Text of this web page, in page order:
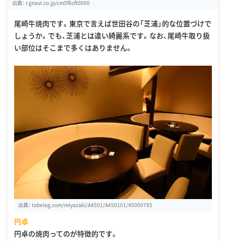
出典： r.gnavi.co.jp/cm5f6cft0000
尾崎牛焼肉です。東京で言えば世田谷の「芝浦」的な位置づけで
しょうか。でも、芝浦とは違い綺麗系です。なお、尾崎牛取り扱
い部位はそこまで多くはありません。
出典： tabelog.com/miyazaki/A4501/A450101/45000785
円卓
円卓の焼肉ってのが特徴的です。